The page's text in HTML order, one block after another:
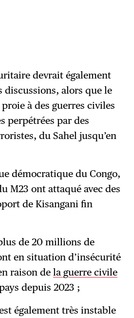
devrait également
alors que le
à des guerres civiles
perpétrées par des
du Sahel jusqu’en
démocratique du Congo,
M23 ont attaqué avec des
de Kisangani fin
de 20 millions de
en situation d’insécurité
raison de la guerre civile
depuis 2023 ;
également très instable